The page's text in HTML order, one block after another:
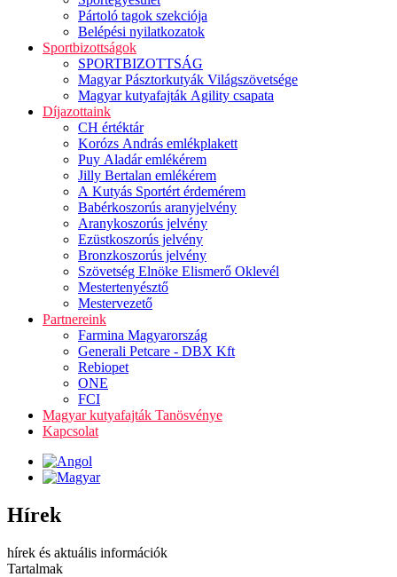
Pártoló tagok szekciója
Belépési nyilatkozatok
Sportbizottságok
SPORTBIZOTTSÁG
Magyar Pásztorkutyák Világszövetsége
Magyar kutyafajták Agility csapata
Díjazottaink
CH értéktár
Korózs András emlékplakett
Puy Aladár emlékérem
Jilly Bertalan emlékérem
A Kutyás Sportért érdemérem
Babérkoszorús aranyjelvény
Aranykoszorús jelvény
Ezüstkoszorús jelvény
Bronzkoszorús jelvény
Szövetség Elnöke Elismerő Oklevél
Mestertenyésztő
Mestervezető
Partnereink
Farmina Magyarország
Generali Petcare - DBX Kft
Rebiopet
ONE
FCI
Magyar kutyafajták Tanösvénye
Kapcsolat
Hírek
hírek és aktuális információk
Tartalmak